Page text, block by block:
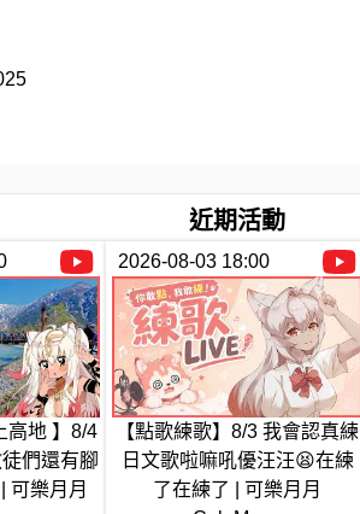
心教主不愛你
主公開處刑燒毀
比較
近期活動
高地 】8/4
們還有腳
可樂月月
2026-08-03 18:00
【點歌練歌】8/3 我會認真練
日文歌啦嘛吼優汪汪😫在練
了在練了 | 可樂月月